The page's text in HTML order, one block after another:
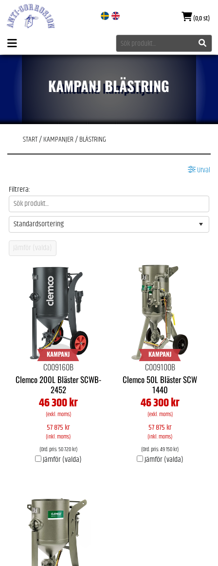
(0,0 st)
KAMPANJ BLÄSTRING
START/KAMPANJER/BLÄSTRING
Urval
Filtrera:
Standardsortering
KAMPANJ
C009160B
Clemco 200L Bläster SCWB-
2452
46 300 kr
(exkl. moms)
57 875 kr
(inkl. moms)
(Ord. pris: 50 720 kr)
Jämför (valda)
KAMPANJ
C009100B
Clemco 50L Bläster SCW
1440
46 300 kr
(exkl. moms)
57 875 kr
(inkl. moms)
(Ord. pris: 49 150 kr)
Jämför (valda)